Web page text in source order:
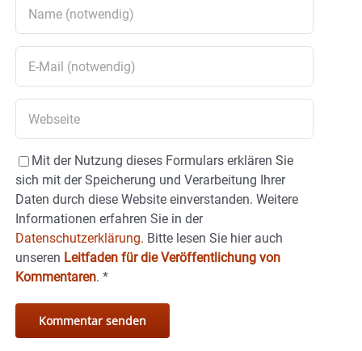
Mit der Nutzung dieses Formulars erklären Sie
sich mit der Speicherung und Verarbeitung Ihrer
Daten durch diese Website einverstanden. Weitere
Informationen erfahren Sie in der
Datenschutzerklärung. Bitte lesen Sie hier auch
unseren Leitfaden für die Veröffentlichung von
Kommentaren. *